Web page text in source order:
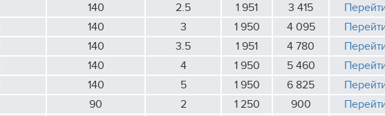
140 2.5 1 951 3 415
140 3 1 950 4 095
140 3.5 1 951 4 780
140 4 1 950 5 460
140 5 1 950 6 825
90 2 1 250 900